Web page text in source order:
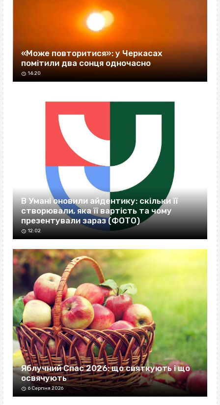
«Може повторитися»: у Черкасах
помітили два сонця одночасно
14:20
В Умані оновили айдентику: скільки її
створювали, яка її вартість та чому
презентували зараз (ФОТО)
12:02
Яблучний Спас 2026: що святкують і що
освячують
6 Серпня 2026